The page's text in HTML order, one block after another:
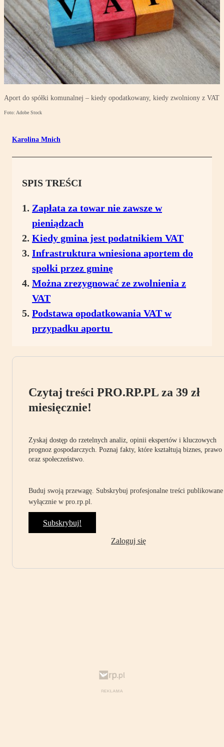
Aport do spółki komunalnej – kiedy opodatkowany, kiedy zwolniony z VAT
Foto: Adobe Stock
Karolina Mnich
SPIS TREŚCI
Zapłata za towar nie zawsze w
pieniądzach
Kiedy gmina jest podatnikiem VAT
Infrastruktura wniesiona aportem do
społki przez gminę
Można zrezygnować ze zwolnienia z
VAT
Podstawa opodatkowania VAT w
przypadku aportu
Czytaj treści PRO.RP.PL za 39 zł
miesięcznie!
Zyskaj dostęp do rzetelnych analiz, opinii ekspertów i kluczowych
prognoz gospodarczych. Poznaj fakty, które kształtują biznes, prawo
oraz społeczeństwo.
Buduj swoją przewagę. Subskrybuj profesjonalne treści publikowane
wyłącznie w pro.rp.pl.
Subskrybuj!
Zaloguj się